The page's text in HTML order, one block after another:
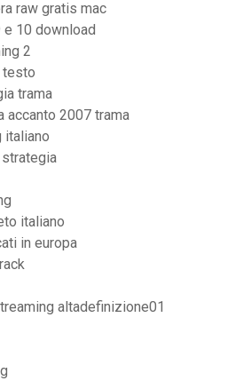
raw gratis mac
10 download
2
testo
trama
accanto 2007 trama
italiano
italiano
in europa
altadefinizione01